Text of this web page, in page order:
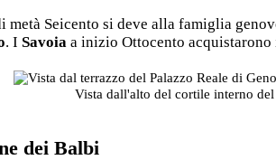
metà Seicento si deve alla famiglia
. ISavoia a inizio Ottocento
dei Balbi